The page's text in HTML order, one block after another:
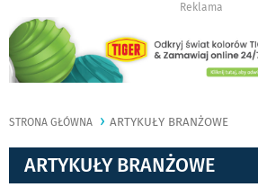
Reklama
STRONA GŁÓWNA ARTYKUŁY BRANŻOWE
ARTYKUŁY BRANŻOWE